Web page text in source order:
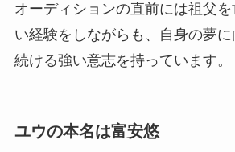
オーディションの直前には祖父
い経験をしながらも、自身の夢
続ける強い意志を持っています。
ユウの本名は富安悠